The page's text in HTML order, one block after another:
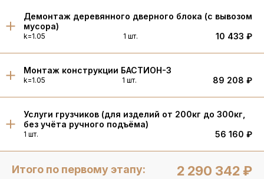
Демонтаж деревянного дверного блока (с вывозом
мусора)
k=1.05 1 шт. 10 433 ₽
Монтаж конструкции БАСТИОН-3
k=1.05 1 шт. 89 208 ₽
Услуги грузчиков (для изделий от 200кг до 300кг,
без учёта ручного подъёма)
1 шт. 56 160 ₽
Итого по первому этапу: 2 290 342 ₽